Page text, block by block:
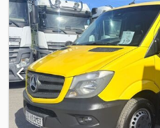
de sièges:2, longueur totale:10
charge admissible sur essieu
autorisée par essieu (essieu 2):
autorisée (essieu 3):7 500 kg,
Équipement:
ABS, béquet,
d'accessoires = - Balise(s) -
Relevable - Feux De Route -
Spoilers - Suspension
Informations générales Nombre